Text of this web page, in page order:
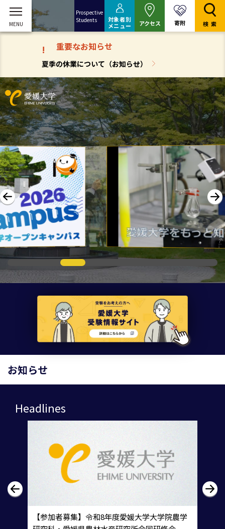
Prospective
Students
対象者別
メニュー
アクセス 寄附 検索
! 重要なお知らせ
夏季の休業について（お知らせ）
お知らせ
Headlines
しまい込んだ好奇心が動き出す場所